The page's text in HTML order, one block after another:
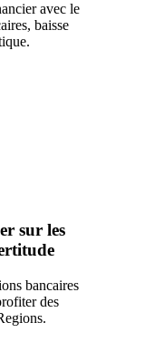
avec le
baisse
sur les
bancaires
des